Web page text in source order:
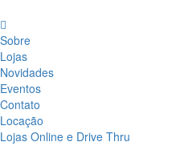
Sobre
Lojas
Novidades
Eventos
Contato
Locação
Lojas Online e Drive Thru